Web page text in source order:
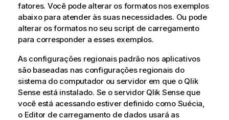
fatores. Você pode alterar os formatos nos exemplos
abaixo para atender às suas necessidades. Ou pode
alterar os formatos no seu script de carregamento
para corresponder a esses exemplos.
As configurações regionais padrão nos aplicativos
são baseadas nas configurações regionais do
sistema do computador ou servidor em que o Qlik
Senseestá instalado. Se o servidor Qlik Senseque
você está acessando estiver definido como Suécia,
o Editor de carregamento de dados usará as